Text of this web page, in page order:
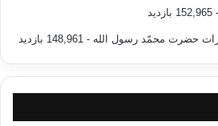
- 152,965 بازدید
حضرت محمّد رسول الله - 148,961 بازدید